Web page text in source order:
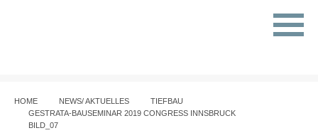
HOME NEWS/ AKTUELLES
TIEFBAU
GESTRATA-BAUSEMINAR 2019 CONGRESS INNSBRUCK
BILD_07